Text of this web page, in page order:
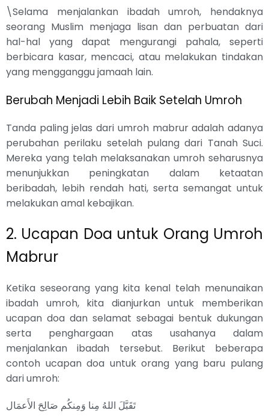
\Selama menjalankan ibadah umroh, hendaknya
seorang Muslim menjaga lisan dan perbuatan dari
hal-hal yang dapat mengurangi pahala, seperti
berbicara kasar, mencaci, atau melakukan tindakan
yang mengganggu jamaah lain.
Berubah Menjadi Lebih Baik Setelah Umroh
Tanda paling jelas dari umroh mabrur adalah adanya
perubahan perilaku setelah pulang dari Tanah Suci.
Mereka yang telah melaksanakan umroh seharusnya
menunjukkan peningkatan dalam ketaatan
beribadah, lebih rendah hati, serta semangat untuk
melakukan amal kebajikan.
2. Ucapan Doa untuk Orang Umroh
Mabrur
Ketika seseorang yang kita kenal telah menunaikan
ibadah umroh, kita dianjurkan untuk memberikan
ucapan doa dan selamat sebagai bentuk dukungan
serta penghargaan atas usahanya dalam
menjalankan ibadah tersebut. Berikut beberapa
contoh ucapan doa untuk orang yang baru pulang
dari umroh:
تَقَبَّلَ اللهُ مِنا وَمِنكُم صَالِحَ الأَعمَال